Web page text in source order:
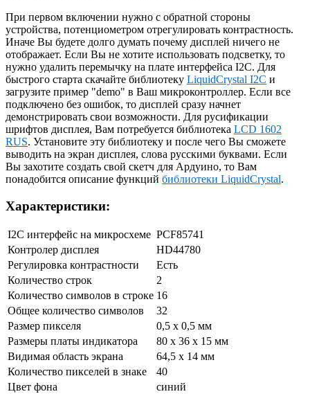
При первом включении нужно с обратной стороны
устройства, потенциометром отрегулировать контрастность.
Иначе Вы будете долго думать почему дисплей ничего не
отображает. Если Вы не хотите использовать подсветку, то
нужно удалить перемычку на плате интерфейса I2C. Для
быстрого старта скачайте библиотеку LiquidCrystal I2C и
загрузите пример "demo" в Ваш микроконтроллер. Если все
подключено без ошибок, то дисплей сразу начнет
демонстрировать свои возможности. Для русификации
шрифтов дисплея, Вам потребуется библиотека LCD 1602
RUS. Установите эту библиотеку и после чего Вы сможете
выводить на экран дисплея, слова русскими буквами. Если
Вы захотите создать свой скетч для Ардуино, то Вам
понадобится описание функций библиотеки LiquidCrystal.
Характеристики:
I2C интерфейс на микросхеме PCF85741
Контролер дисплея
HD44780
Регулировка контрастности
Есть
Количество строк
2
Количество символов в строке 16
Общее количество символов
32
Размер пикселя
0,5 x 0,5 мм
Размеры платы индикатора
80 x 36 x 15 мм
Видимая область экрана
64,5 x 14 мм
Количество пикселей в знаке
40
Цвет фона
синий